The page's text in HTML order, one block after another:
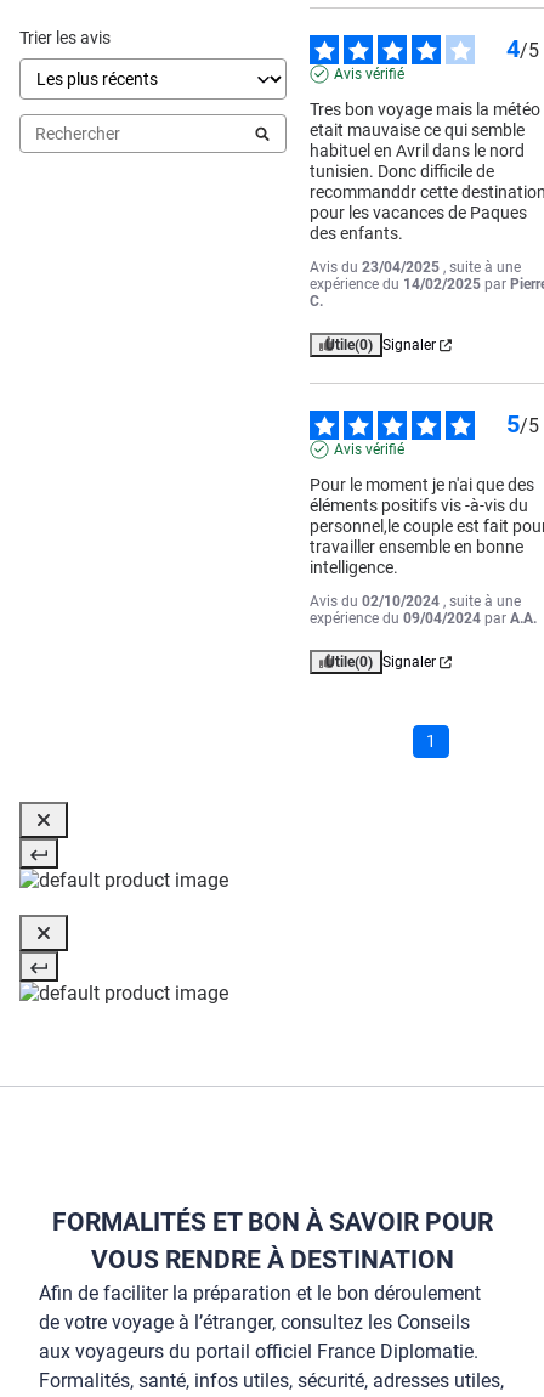
Trier les avis 4/5
Avis vérifié
Tres bon voyage mais la météo
etait mauvaise ce qui semble
habituel en Avril dans le nord
tunisien. Donc difficile de
recommanddr cette
pour les vacances de Paques
des enfants.
Avis du23/04/2025 , suite à une
expérience du 14/02/2025 par
C.
Utile(0) Signaler
5/5
Avis vérifié
Pour le moment je n'ai que des
éléments positifs vis -à-vis du
personnel,le couple est fait
travailler ensemble en bonne
intelligence.
Avis du02/10/2024 , suite à une
expérience du09/04/2024 parA.A.
Utile(0) Signaler
1
FORMALITÉS ET BON À SAVOIR POUR
VOUS RENDRE À DESTINATION
Afin de faciliter la préparation et le bon déroulement
de votre voyage à l’étranger, consultez les Conseils
aux voyageurs du portail officiel France Diplomatie.
Formalités, santé, infos utiles, sécurité, adresses utiles,